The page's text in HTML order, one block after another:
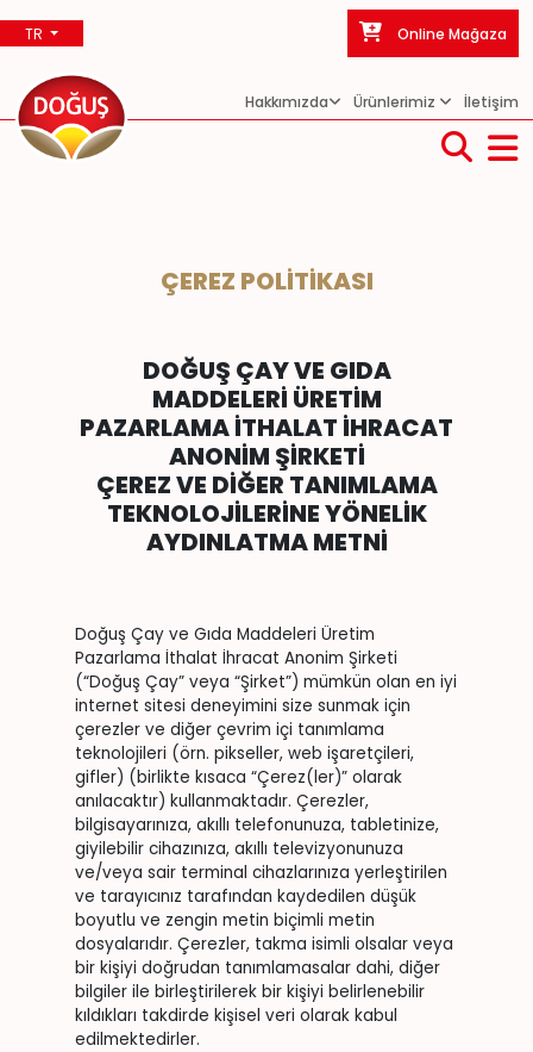
TR Online Mağaza
Hakkımızda Ürünlerimiz İletişim
ÇEREZ POLITIKASI
DOĞUŞ ÇAY VE GIDA
MADDELERİ ÜRETİM
PAZARLAMA İTHALAT İHRACAT
ANONİM ŞİRKETİ
ÇEREZ VE DİĞER TANIMLAMA
TEKNOLOJİLERİNE YÖNELİK
AYDINLATMA METNİ
Doğuş Çay ve Gıda Maddeleri Üretim
Pazarlama İthalat İhracat Anonim Şirketi
(“Doğuş Çay” veya “Şirket”) mümkün olan en iyi
internet sitesi deneyimini size sunmak için
çerezler ve diğer çevrim içi tanımlama
teknolojileri (örn. pikseller, web işaretçileri,
gifler) (birlikte kısaca “Çerez(ler)” olarak
anılacaktır) kullanmaktadır. Çerezler,
bilgisayarınıza, akıllı telefonunuza, tabletinize,
giyilebilir cihazınıza, akıllı televizyonunuza
ve/veya sair terminal cihazlarınıza yerleştirilen
ve tarayıcınız tarafından kaydedilen düşük
boyutlu ve zengin metin biçimli metin
dosyalarıdır. Çerezler, takma isimli olsalar veya
bir kişiyi doğrudan tanımlamasalar dahi, diğer
bilgiler ile birleştirilerek bir kişiyi belirlenebilir
kıldıkları takdirde kişisel veri olarak kabul
edilmektedirler.